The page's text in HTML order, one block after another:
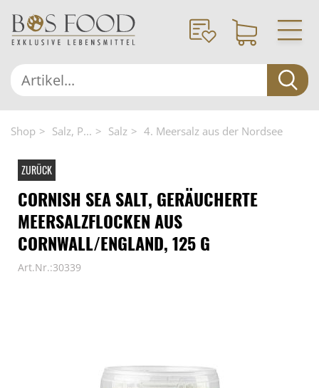
Shop Salz, P... Salz 4. Meersalz aus der Nordsee
ZURÜCK
CORNISH SEA SALT, GERÄUCHERTE
MEERSALZFLOCKEN AUS
CORNWALL/ENGLAND, 125 G
Art.Nr.:30339